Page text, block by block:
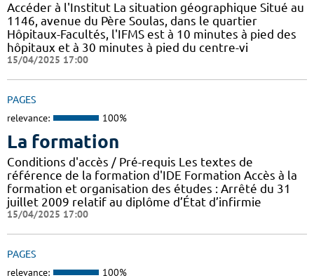
Accéder à l'Institut La situation géographique Situé au
1146, avenue du Père Soulas, dans le quartier
Hôpitaux-Facultés, l'IFMS est à 10 minutes à pied des
hôpitaux et à 30 minutes à pied du centre-vi
15/04/2025 17:00
PAGES
relevance: 100%
La formation
Conditions d'accès / Pré-requis Les textes de
référence de la formation d'IDE Formation Accès à la
formation et organisation des études : Arrêté du 31
juillet 2009 relatif au diplôme d’État d’infirmie
15/04/2025 17:00
PAGES
relevance: 100%